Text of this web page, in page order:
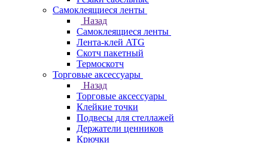
Самоклеящиеся ленты
Назад
Самоклеящиеся ленты
Лента-клей ATG
Скотч пакетный
Термоскотч
Торговые аксессуары
Назад
Торговые аксессуары
Клейкие точки
Подвесы для стеллажей
Держатели ценников
Крючки